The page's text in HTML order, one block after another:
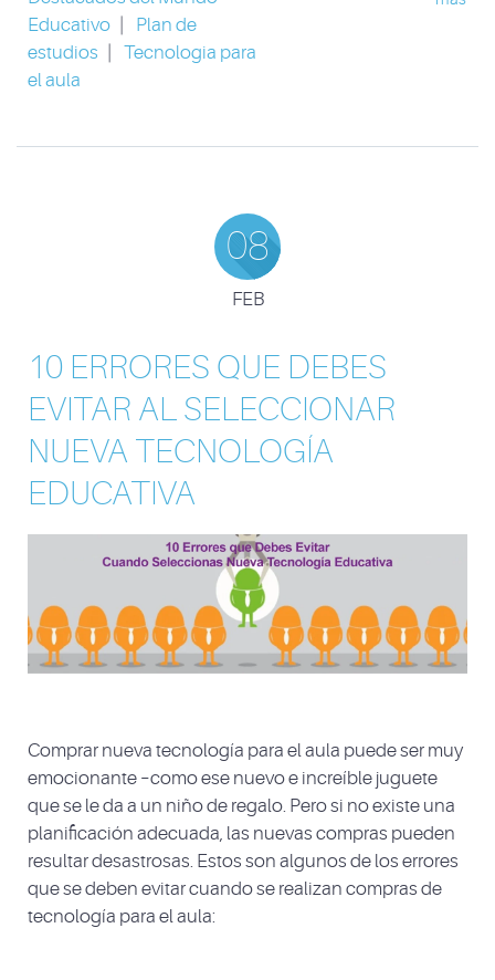
Educativo
Plan de
estudios
Tecnologia para
el aula
08
FEB
10 ERRORES QUE DEBES
EVITAR AL SELECCIONAR
NUEVA TECNOLOGÍA
EDUCATIVA
Comprar nueva tecnología para el aula puede ser muy
emocionante –como ese nuevo e increíble juguete
que se le da a un niño de regalo. Pero si no existe una
planificación adecuada, las nuevas compras pueden
resultar desastrosas. Estos son algunos de los errores
que se deben evitar cuando se realizan compras de
tecnología para el aula: